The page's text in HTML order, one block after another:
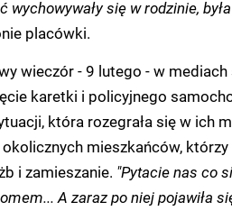
wychowywały się w rodzinie,
placówki.
wieczór - 9 lutego - w
karetki i policyjnego
która rozegrała się w ich
mieszkańców,
i zamieszanie. "Pytacie nas co
A zaraz po niej pojawiła